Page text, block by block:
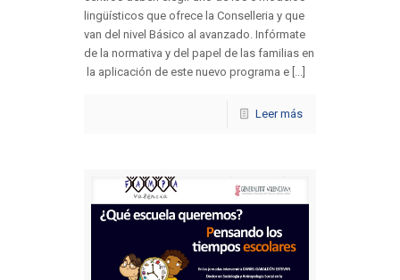
lingüísticos que ofrece la Conselleria y que
van del nivel Básico al avanzado. Infórmate
de la normativa y del papel de las familias en
la aplicación de este nuevo programa e [...]
Leer más